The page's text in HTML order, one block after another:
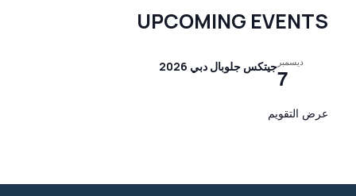
UPCOMING EVENTS
ديسمبر
7جيتكس جلوبال دبي 2026
عرض التقويم